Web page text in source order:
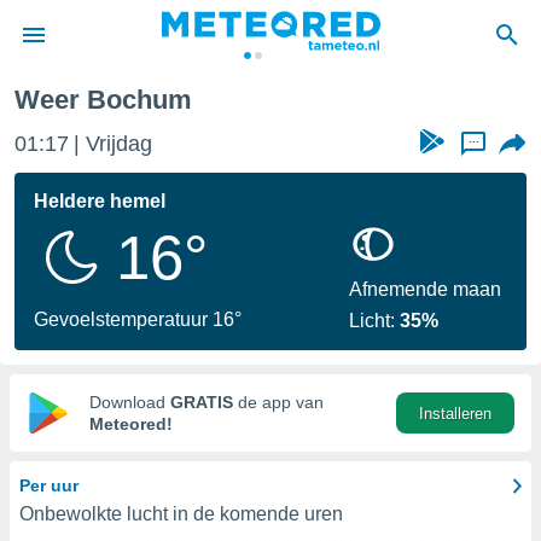
door
verstrekte
hoge
hebt de
voor
op basis
Weer Bochum
01:17 Vrijdag ...
Heldere hemel
16°
Gevoelstemperatuur 16°
Afnemende maan
Licht:35%
Download GRATIS de app van
Meteored!
Installeren
Per uur
Onbewolkte lucht in de komende uren